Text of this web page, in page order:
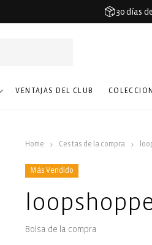
30 días
VENTAJAS DEL CLUB
Home Cestas de la compra
Más Vendido
Bolsa de la compra